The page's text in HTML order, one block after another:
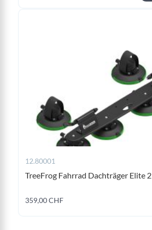
12.80001
TreeFrog Fahrrad Dachträger Elite 2
359,00 CHF